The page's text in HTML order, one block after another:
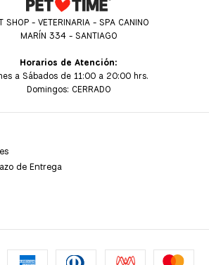
SHOP - VETERINARIA - SPA CANINO
MARÍN 334 - SANTIAGO
Horarios de Atención:
a Sábados de 11:00 a 20:00 hrs.
Domingos: CERRADO
de Entrega